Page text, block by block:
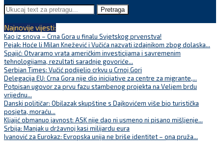
Pretraga
Najnovije vijesti:
Kao iz snova – Crna Gora u finalu Svjetskog prvenstva!
Pejak: Hoće li Milan Knežević i Vučića nazvati izdajnikom zbog dolaska...
Spajić: Otvaramo vrata američkim investicijama i savremenim
tehnologijama, rezultati saradnje govoriće...
Serbian Times: Vučić podijelio crkvu u Crnoj Gori
Delegacija EU: Crna Gora nije dio inicijative za centre za migrante,...
Potpisan ugovor za prvu fazu stambenog projekta na Veljem brdu
vrijednu...
Danski političar: Obilazak skupštine s Dajkovićem više bio turistička
posjeta, moraću...
Kljajić obmanuo javnost: ASK nije dao ni usmeno ni pisano mišljenje...
Srbija: Manjak u državnoj kasi milijardu eura
Ivanović za Eurokaz: Evropska unija ne briše identitet – ona pruža...